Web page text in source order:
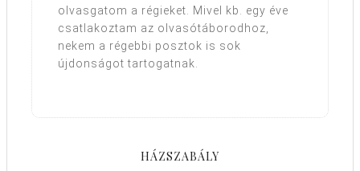
olvasgatom a régieket. Mivel kb. egy éve
csatlakoztam az olvasótáborodhoz,
nekem a régebbi posztok is sok
újdonságot tartogatnak.
HÁZSZABÁLY